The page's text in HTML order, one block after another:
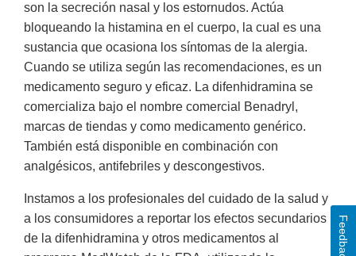
son la secreción nasal y los estornudos. Actúa
bloqueando la histamina en el cuerpo, la cual es una
sustancia que ocasiona los síntomas de la alergia.
Cuando se utiliza según las recomendaciones, es un
medicamento seguro y eficaz. La difenhidramina se
comercializa bajo el nombre comercial Benadryl,
marcas de tiendas y como medicamento genérico.
También está disponible en combinación con
analgésicos, antifebriles y descongestivos.
Instamos a los profesionales del cuidado de la salud y
a los consumidores a reportar los efectos secundarios
de la difenhidramina y otros medicamentos al
Feedback